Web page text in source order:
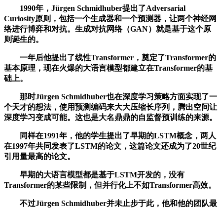
1990年，Jürgen Schmidhuber提出了Adversarial
Curiosity原则，包括一个生成器和一个预测器，让两个神经网
络进行博弈和对抗。生成对抗网络（GAN）就是基于这个原
则诞生的。
一年后他提出了线性Transformer，奠定了Transformer的
基本原理，现在火爆的大语言模型都建立在Transformer的基
础上。
那时Jürgen Schmidhuber也在深度学习策略方面实现了一
个天才的想法，使用预测编码来大大压缩长序列，腾出空间让
深度学习变成可能。这也是大名鼎鼎的自监督预训练的来源。
同样在1991年，他的学生提出了早期的LSTM概念，两人
在1997年共同发表了LSTM的论文，这篇论文还成为了20世纪
引用量最高的论文。
早期的大语言模型都是基于LSTM开发的，没有
Transformer的某些限制，但并行化上不如Transformer高效。
不过Jürgen Schmidhuber并未止步于此，他和他的团队最